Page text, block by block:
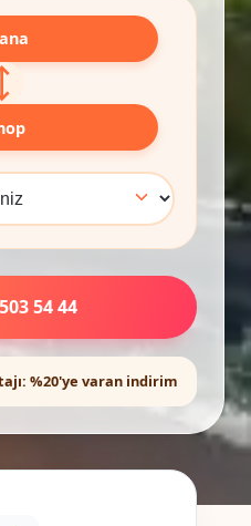
54 44
%20'ye varan indirim